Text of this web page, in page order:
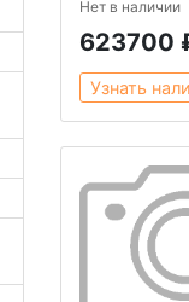
Нет в наличии
623700
Узнать